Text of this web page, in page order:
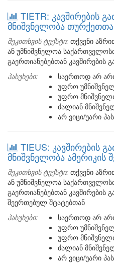
TIETR: კავშირების
მნიშვნელობა
შეკითხვის ტექსტი: თქვენი
ან უმნიშვნელოა
გაერთიანებებთან
პასუხები:
საერთოდ არ
უფრო
უფრო
ძალიან
არ ვიცი/უარი
TIEUS: კავშირების
მნიშვნელობა ამერიკის
შეკითხვის ტექსტი: თქვენი
ან უმნიშვნელოა
გაერთიანებებთან კავშირების
შეერთებულ შტატებთან
პასუხები:
საერთოდ არ
უფრო
უფრო
ძალიან
არ ვიცი/უარი